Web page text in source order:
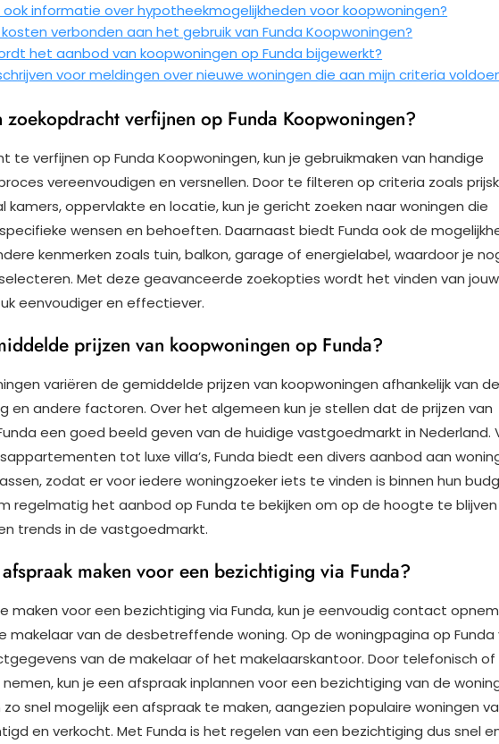
ook informatie over hypotheekmogelijkheden voor koopwoningen?
verbonden aan het gebruik van Funda Koopwoningen?
het aanbod van koopwoningen op Funda bijgewerkt?
voor meldingen over nieuwe woningen die aan mijn criteria
verfijnen op Funda Koopwoningen?
te verfijnen op Funda Koopwoningen, kun je gebruikmaken van handige
vereenvoudigen en versnellen. Door te filteren op criteria zoals
kamers, oppervlakte en locatie, kun je gericht zoeken naar woningen die
wensen en behoeften. Daarnaast biedt Funda ook de
kenmerken zoals tuin, balkon, garage of energielabel, waardoor je
Met deze geavanceerde zoekopties wordt het vinden van
eenvoudiger en effectiever.
prijzen van koopwoningen op Funda?
variëren de gemiddelde prijzen van koopwoningen afhankelijk van de
en andere factoren. Over het algemeen kun je stellen dat de prijzen van
een goed beeld geven van de huidige vastgoedmarkt in Nederland.
tot luxe villa’s, Funda biedt een divers aanbod aan
zodat er voor iedere woningzoeker iets te vinden is binnen hun
regelmatig het aanbod op Funda te bekijken om op de hoogte te blijven
trends in de vastgoedmarkt.
maken voor een bezichtiging via Funda?
maken voor een bezichtiging via Funda, kun je eenvoudig contact
makelaar van de desbetreffende woning. Op de woningpagina op Funda
van de makelaar of het makelaarskantoor. Door telefonisch
kun je een afspraak inplannen voor een bezichtiging van de
snel mogelijk een afspraak te maken, aangezien populaire woningen
en verkocht. Met Funda is het regelen van een bezichtiging dus snel